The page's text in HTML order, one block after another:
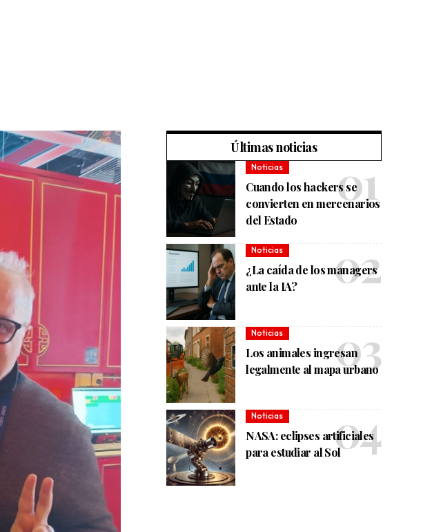
Últimas noticias
Noticias
Cuando los hackers se
convierten en mercenarios
del Estado
Noticias
¿La caída de los managers
ante la IA?
Noticias
Los animales ingresan
legalmente al mapa urbano
Noticias
NASA: eclipses artificiales
para estudiar al Sol